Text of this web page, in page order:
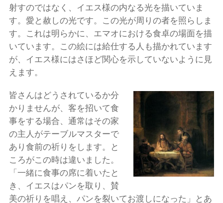
射すのではなく、イエス様の内なる光を描いていま
す。愛と赦しの光です。この光が周りの者を照らしま
す。これは明らかに、エマオにおける食卓の場面を描
いています。この絵には給仕する人も描かれています
が、イエス様にはさほど関心を示していないように見
えます。
皆さんはどうされているか分
かりませんが、客を招いて食
事をする場合、通常はその家
の主人がテーブルマスターで
あり食前の祈りをします。と
ころがこの時は違いました。
「一緒に食事の席に着いたと
き、イエスはパンを取り、賛
美の祈りを唱え、パンを裂いてお渡しになった」とあ